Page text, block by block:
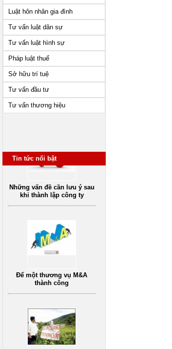
Dịch vụ tư vấn luật
hôn nhân gia đình
Luật hôn nhân gia đình
Tư vấn luật dân sự
Tư vấn luật hình sự
Pháp luật thuế
Sở hữu trí tuệ
Tư vấn đầu tư
Tư vấn thương hiệu
Tin tức nổi bật
Những vấn đề cần lưu ý sau
khi thành lập công ty
Để một thương vụ M&A
Thẩm quyền giải quyết tranh
chấp đất đai